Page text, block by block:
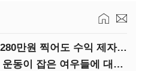
(SPC 민낯)③"일매출 280만원 찍어도 수익 제자리"…점주 울리는 '상시 할인'
(생명의숨소리)쥐잡기 운동이 잡은 여우들에 대하여